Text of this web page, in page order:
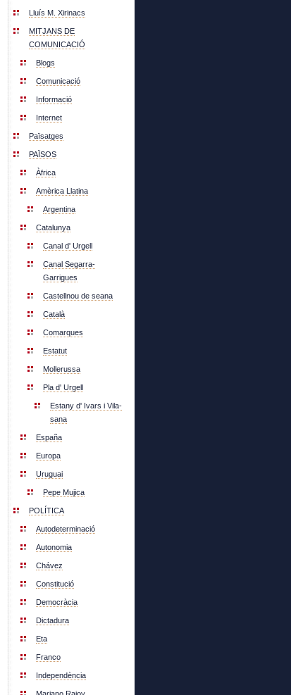
Lluís M. Xirinacs
MITJANS DE
COMUNICACIÓ
Blogs
Comunicació
Informació
Internet
Païsatges
PAÏSOS
Àfrica
Amèrica Llatina
Argentina
Catalunya
Canal d' Urgell
Canal Segarra-
Garrigues
Castellnou de seana
Català
Comarques
Estatut
Mollerussa
Pla d' Urgell
Estany d' Ivars i Vila-
sana
España
Europa
Uruguai
Pepe Mujica
POLÍTICA
Autodeterminació
Autonomia
Chávez
Constitució
Democràcia
Dictadura
Eta
Franco
Independència